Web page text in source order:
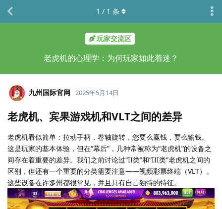
玩家交流区
老虎机的心理学：为何玩家如此着迷？
1 / 1 条
九州国际官网 2025年5月14日
老虎机、宾果游戏机和VLT之间的差异
老虎机看似简单：拉动手柄，卷轴旋转，您要么赢钱，要么输钱。
这是玩家的基本体验，但在“幕后”，几种常被称为“老虎机”的设备之
间存在着重要的差异。我们之前讨论过“II类”和“III类”老虎机之间的
区别，但还有一个重要的分类需要注意——视频彩票终端（VLT）。
这些设备在许多州都很常见，并且具有自己独特的特征。